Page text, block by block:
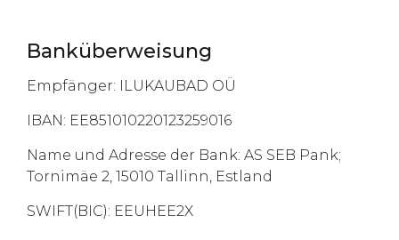
Banküberweisung
Empfänger: ILUKAUBAD OÜ
IBAN: EE851010220123259016
Name und Adresse der Bank: AS SEB Pank;
Tornimäe 2, 15010 Tallinn, Estland
SWIFT(BIC): EEUHEE2X